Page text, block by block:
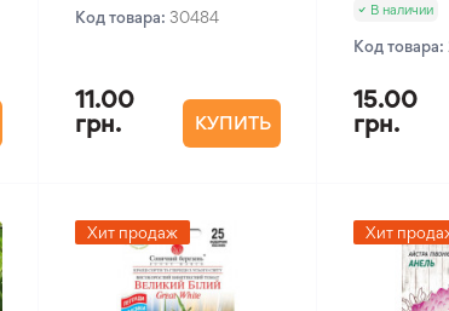
Код товара: 30484
11.00
грн.
КУПИТЬ
В наличии
Код товара:
15.00
грн.
Хит продаж Хит